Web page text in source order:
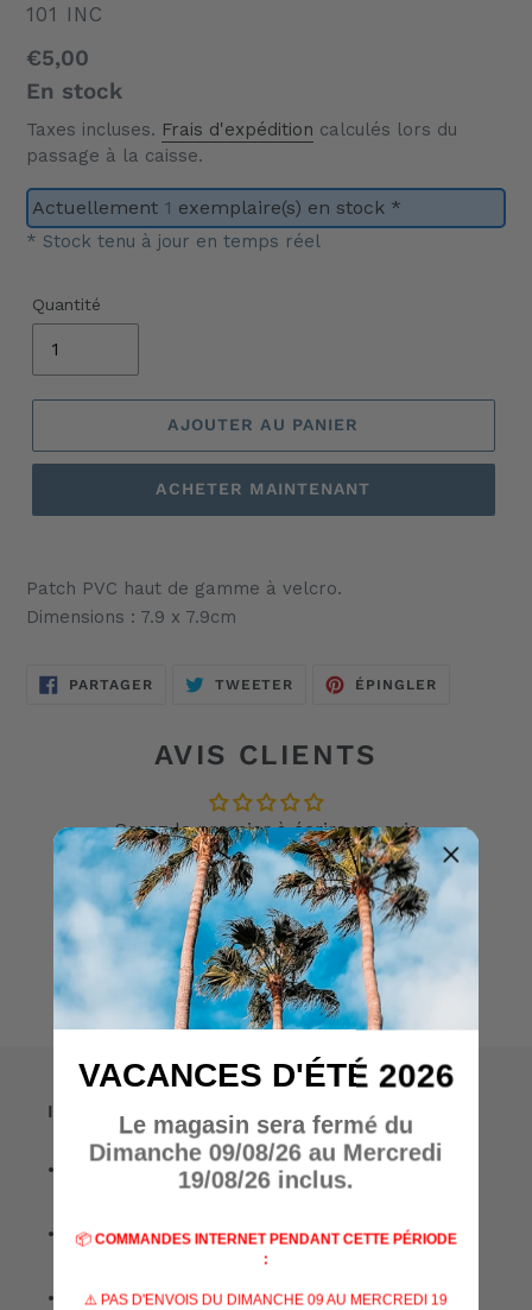
DISTRIBUTEUR
101 INC
Prix
normal
€5,00
En stock
Taxes incluses. Frais d'expédition calculés lors du
passage à la caisse.
Actuellement 1 exemplaire(s) en stock *
* Stock tenu à jour en temps réel
Quantité
AJOUTER AU PANIER
ACHETER MAINTENANT
à
panier
Patch PVC haut de gamme à velcro.
Dimensions : 7.9 x 7.9cm
PARTAGERPARTAGERTWEETER TWEETERÉPINGLER
AVIS CLIENTS
Soyez le premier à écrire un avis
Écrire un avis
Informations
• A propos de nous
• Nos marques
• Nos spécialisations
VACANCES D'ÉTÉ 2026
Le magasin sera fermé du
Dimanche 09/08/26 au Mercredi
19/08/26 inclus.
📦 COMMANDES INTERNET PENDANT CETTE PÉRIODE
:
⚠️ PAS D'ENVOIS DU DIMANCHE 09 AU MERCREDI 19